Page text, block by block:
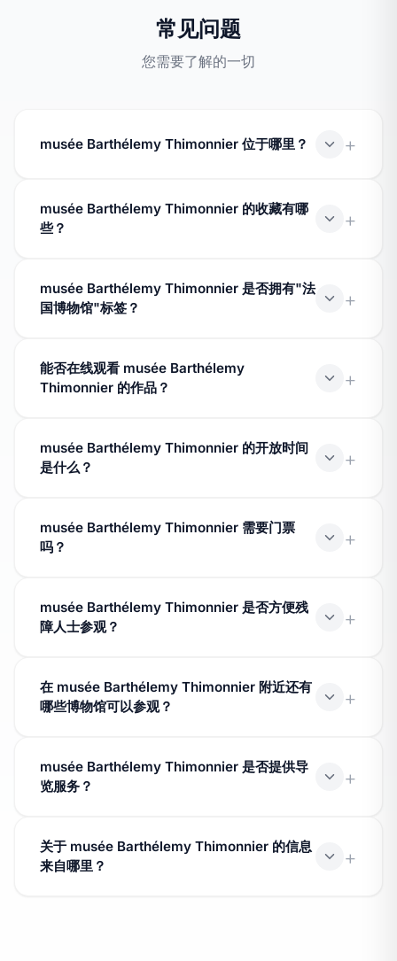
常见问题
您需要了解的一切
musée Barthélemy Thimonnier 位于哪里？
Rhône 省。请查看博物馆页面以获取完整地址和联系方
式。
musée Barthélemy Thimonnier 的收藏有哪
些？
的 Muséofile 数据库。请查看博物馆页面了解其馆藏涵盖
的主题领域。
musée Barthélemy Thimonnier 是否拥有"法
国博物馆"标签？
的"法国博物馆"标签，该标签保证其收藏的质量和可访问
性。
能否在线观看 musée Barthélemy
Thimonnier 的作品？
可通过我们网站上的 Joconde 数据库查看。在线可用的
作品数量可能有所不同。
musée Barthélemy Thimonnier 的开放时间
是什么？
阅其官方网站以获取最新开放时间。
musée Barthélemy Thimonnier 需要门票
吗？
些类别的访客提供免费入场条件。
musée Barthélemy Thimonnier 是否方便残
障人士参观？
咨询可用的便利设施。
在 musée Barthélemy Thimonnier 附近还有
哪些博物馆可以参观？
镇。请查看城市或省份页面以了解所有博物馆资源。
musée Barthélemy Thimonnier 是否提供导
览服务？
直接联系机构了解当前的活动安排。
关于 musée Barthélemy Thimonnier 的信息
来自哪里？